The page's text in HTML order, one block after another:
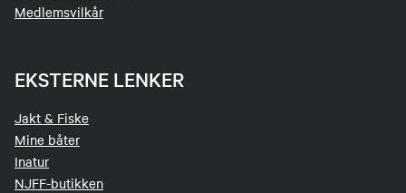
Medlemsvilkår
EKSTERNE LENKER
Jakt & Fiske
Mine båter
Inatur
NJFF-butikken